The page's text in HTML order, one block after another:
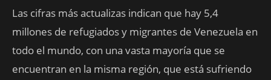
Las cifras más actualizas indican que hay 5,4
millones de refugiados y migrantes de Venezuela en
todo el mundo, con una vasta mayoría que se
encuentran en la misma región, que está sufriendo